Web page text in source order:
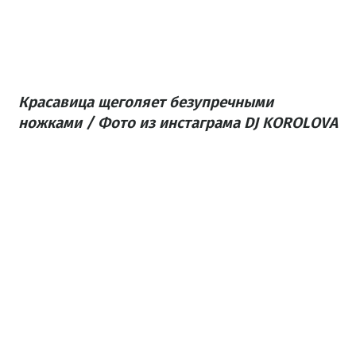
Красавица щеголяет безупречными
ножками / Фото из инстаграма DJ KOROLOVA